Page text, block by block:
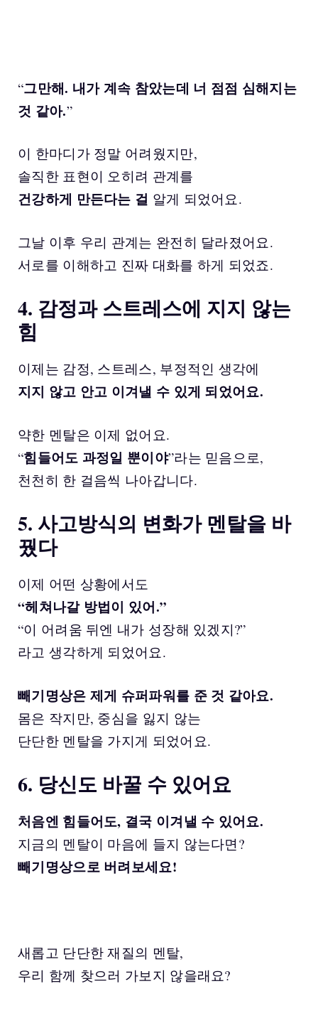
“그만해. 내가 계속 참았는데 너 점점 심해지는
것 같아.”
이 한마디가 정말 어려웠지만,
솔직한 표현이 오히려 관계를
건강하게 만든다는 걸 알게 되었어요.
그날 이후 우리 관계는 완전히 달라졌어요.
서로를 이해하고 진짜 대화를 하게 되었죠.
4. 감정과 스트레스에 지지 않는
힘
이제는 감정, 스트레스, 부정적인 생각에
지지 않고 안고 이겨낼 수 있게 되었어요.
약한 멘탈은 이제 없어요.
“힘들어도 과정일 뿐이야”라는 믿음으로,
천천히 한 걸음씩 나아갑니다.
5. 사고방식의 변화가 멘탈을 바
꿨다
이제 어떤 상황에서도
“헤쳐나갈 방법이 있어.”
“이 어려움 뒤엔 내가 성장해 있겠지?”
라고 생각하게 되었어요.
빼기명상은 제게 슈퍼파워를 준 것 같아요.
몸은 작지만, 중심을 잃지 않는
단단한 멘탈을 가지게 되었어요.
6. 당신도 바꿀 수 있어요
처음엔 힘들어도, 결국 이겨낼 수 있어요.
지금의 멘탈이 마음에 들지 않는다면?
빼기명상으로 버려보세요!
새롭고 단단한 재질의 멘탈,
우리 함께 찾으러 가보지 않을래요?